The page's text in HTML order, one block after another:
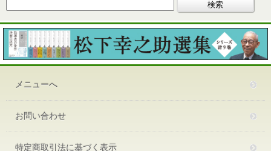
メニューへ
お問い合わせ
特定商取引法に基づく表示